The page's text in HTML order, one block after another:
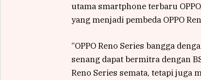
utama smartphone terbaru
yang menjadi pembeda OPPO
“OPPO Reno Series bangga
senang dapat bermitra dengan
Reno Series semata, tetapi juga